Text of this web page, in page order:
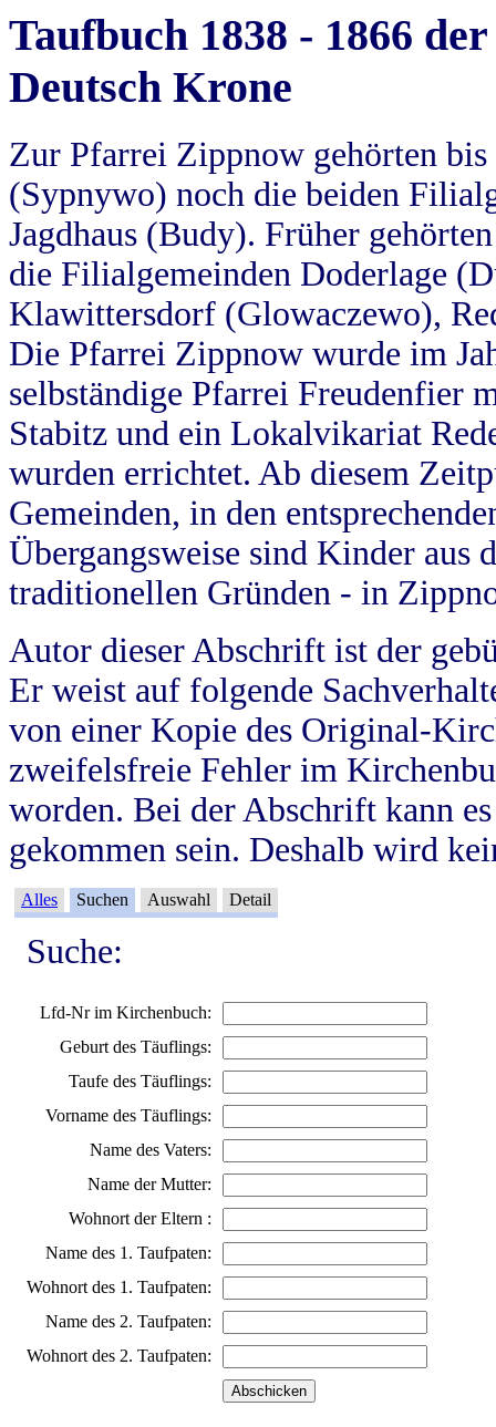
Taufbuch 1838 - 1866
Deutsch Krone
Zur Pfarrei Zippnow gehörten
(Sypnywo) noch die beiden
Jagdhaus (Budy). Früher
die Filialgemeinden Doderlage
Klawittersdorf (Glowaczewo),
Die Pfarrei Zippnow wurde im
selbständige Pfarrei Freudenfier
Stabitz und ein Lokalvikariat
wurden errichtet. Ab diesem
Gemeinden, in den
Übergangsweise sind Kinder aus
traditionellen Gründen - in
Autor dieser Abschrift ist der
Er weist auf folgende
von einer Kopie des Original-
zweifelsfreie Fehler im
worden. Bei der Abschrift kann
gekommen sein. Deshalb wird
Alles Suchen Auswahl Detail
Suche:
Lfd-Nr im Kirchenbuch:
Geburt des Täuflings:
Taufe des Täuflings:
Vorname des Täuflings:
Name des Vaters:
Name der Mutter:
Wohnort der Eltern :
Name des 1. Taufpaten:
Wohnort des 1. Taufpaten:
Name des 2. Taufpaten:
Wohnort des 2. Taufpaten: